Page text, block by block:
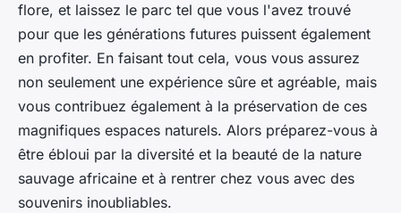
flore, et laissez le parc tel que vous l'avez trouvé
pour que les générations futures puissent également
en profiter. En faisant tout cela, vous vous assurez
non seulement une expérience sûre et agréable, mais
vous contribuez également à la préservation de ces
magnifiques espaces naturels. Alors préparez-vous à
être ébloui par la diversité et la beauté de la nature
sauvage africaine et à rentrer chez vous avec des
souvenirs inoubliables.